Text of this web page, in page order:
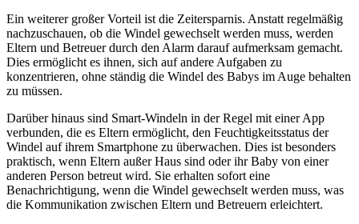
Ein weiterer großer Vorteil ist die Zeitersparnis. Anstatt regelmäßig
nachzuschauen, ob die Windel gewechselt werden muss, werden
Eltern und Betreuer durch den Alarm darauf aufmerksam gemacht.
Dies ermöglicht es ihnen, sich auf andere Aufgaben zu
konzentrieren, ohne ständig die Windel des Babys im Auge behalten
zu müssen.
Darüber hinaus sind Smart-Windeln in der Regel mit einer App
verbunden, die es Eltern ermöglicht, den Feuchtigkeitsstatus der
Windel auf ihrem Smartphone zu überwachen. Dies ist besonders
praktisch, wenn Eltern außer Haus sind oder ihr Baby von einer
anderen Person betreut wird. Sie erhalten sofort eine
Benachrichtigung, wenn die Windel gewechselt werden muss, was
die Kommunikation zwischen Eltern und Betreuern erleichtert.